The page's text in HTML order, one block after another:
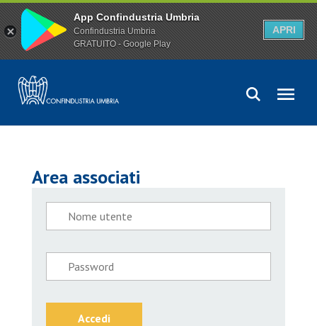
Area associati
Accedi
App Confindustria Umbria
Confindustria Umbria
GRATUITO - Google Play
APRI